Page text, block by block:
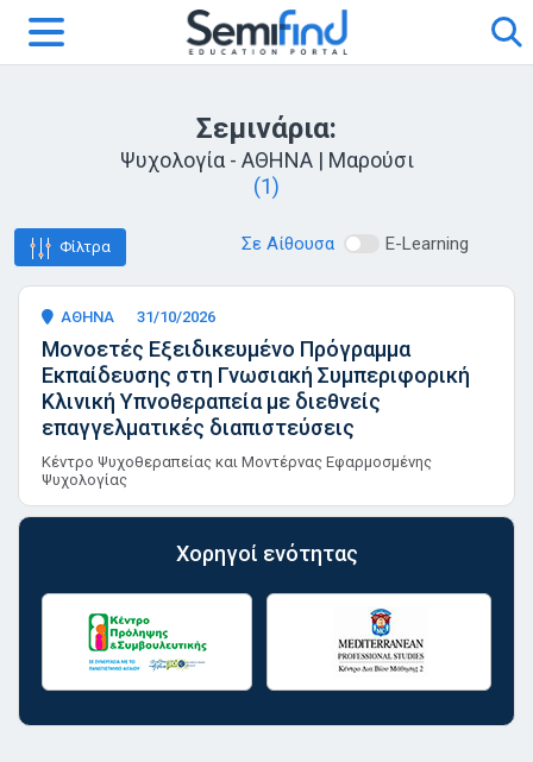
Σεμινάρια:
Ψυχολογία - ΑΘΗΝΑ | Μαρούσι
(1)
Φίλτρα Σε Αίθουσα E-Learning
ΑΘΗΝΑ 31/10/2026
Μονοετές Εξειδικευμένο Πρόγραμμα
Εκπαίδευσης στη Γνωσιακή Συμπεριφορική
Κλινική Υπνοθεραπεία με διεθνείς
επαγγελματικές διαπιστεύσεις
Κέντρο Ψυχοθεραπείας και Μοντέρνας Εφαρμοσμένης
Ψυχολογίας
Χορηγοί ενότητας